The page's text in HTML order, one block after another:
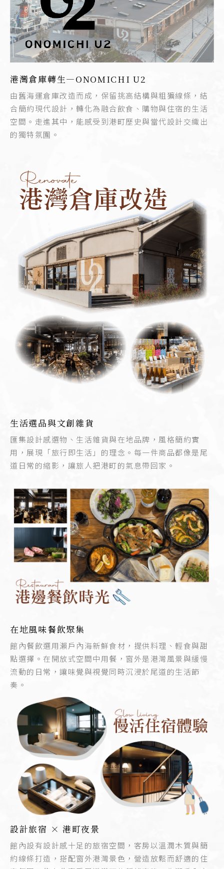
港灣倉庫轉生—ONOMICHI U2
由舊海運倉庫改造而成，保留挑高結構與粗獷線條，結
合簡約現代設計，轉化為融合飲食、購物與住宿的生活
空間。走進其中，能感受到港町歷史與當代設計交織出
的獨特氛圍。
生活選品與文創雜貨
匯集設計感選物、生活雜貨與在地品牌，風格簡約實
用，展現「旅行即生活」的理念。每一件商品都像是尾
道日常的縮影，讓旅人把港町的氣息帶回家。
在地風味餐飲聚集
館內餐飲選用瀨戶內海新鮮食材，提供料理、輕食與甜
點選擇。在開放式空間中用餐，窗外是港灣風景與緩慢
流動的日常，讓味覺與視覺同時沉浸於尾道的生活節
奏。
設計旅宿 × 港町夜景
館內設有設計感十足的旅宿空間，客房以溫潤木質與簡
約線條打造，搭配窗外港灣景色，營造放鬆而舒適的住